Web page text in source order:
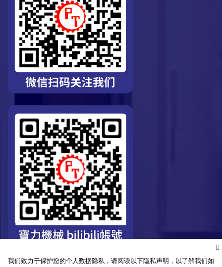
我们致力于保护您的个人数据隐私，请阅读以下隐私声明，以了解我们如